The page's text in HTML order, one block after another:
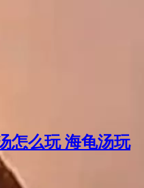
怎么玩 海龟汤玩